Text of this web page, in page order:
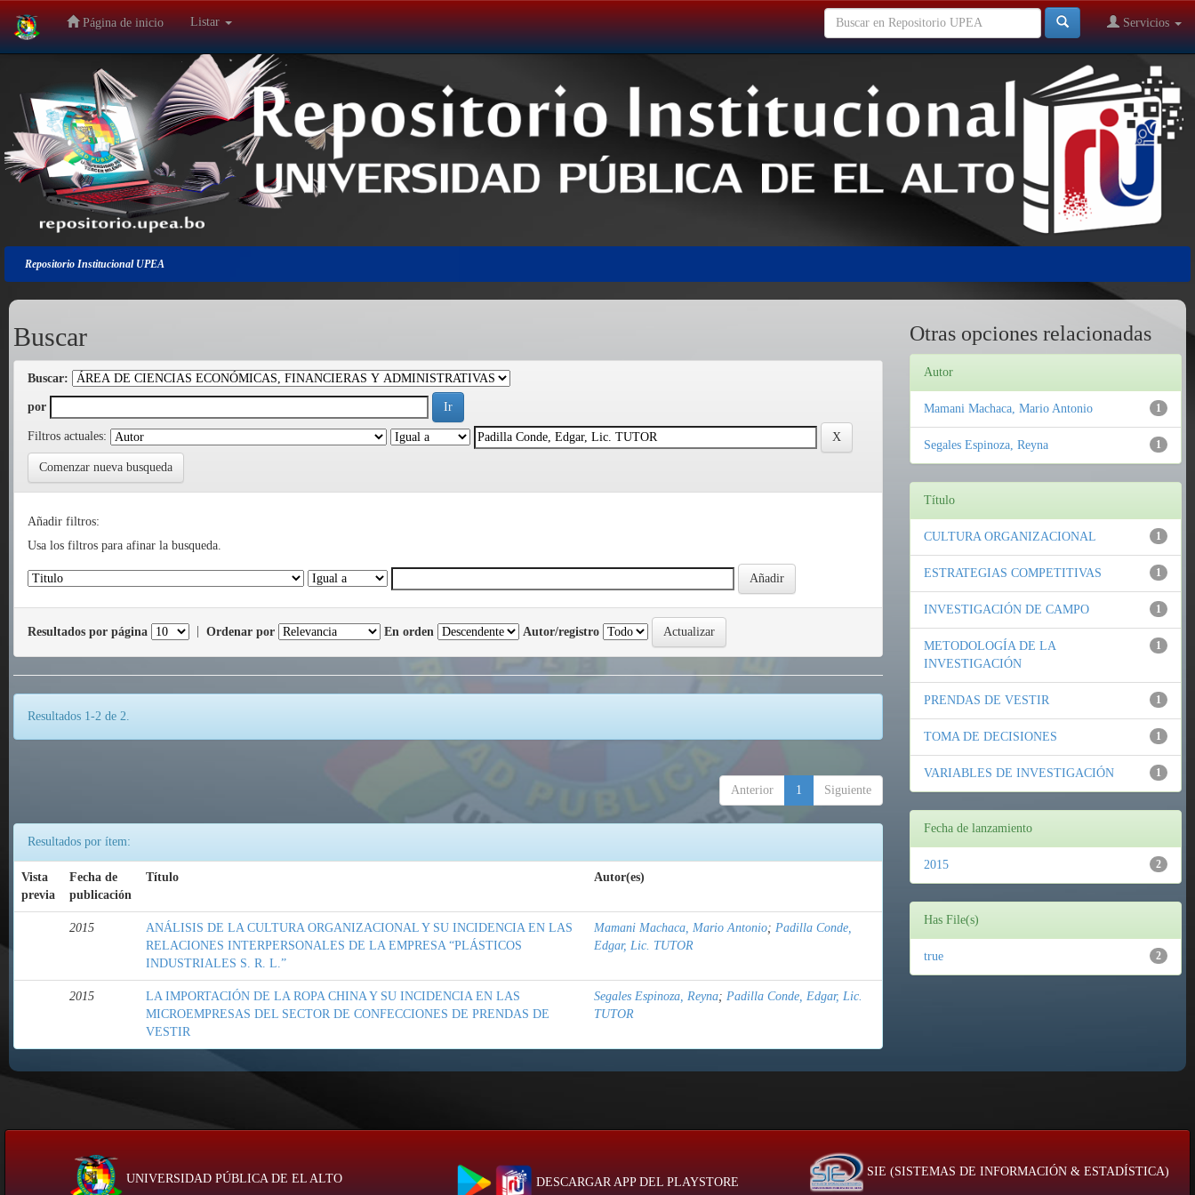
Salir
navegación
Página de inicio Listar Servicios
Repositorio Institucional UPEA
Buscar
Buscar:
por
Filtros actuales:
Comenzar nueva busqueda
Añadir filtros:
Usa los filtros para afinar la busqueda.
Resultados por página Ordenar por En orden Autor/registro
Resultados 1-2 de 2.
Anterior 1 Siguiente
Resultados por ítem:
Vista
previa
Fecha de
publicación
Título Autor(es)
2015
ANÁLISIS DE LA CULTURA ORGANIZACIONAL Y SU INCIDENCIA EN LAS
RELACIONES INTERPERSONALES DE LA EMPRESA “PLÁSTICOS
INDUSTRIALES S. R. L.”
Mamani Machaca, Mario Antonio; Padilla Conde,
Edgar, Lic. TUTOR
2015
LA IMPORTACIÓN DE LA ROPA CHINA Y SU INCIDENCIA EN LAS
MICROEMPRESAS DEL SECTOR DE CONFECCIONES DE PRENDAS DE
VESTIR
Segales Espinoza, Reyna; Padilla Conde, Edgar, Lic.
TUTOR
Otras opciones relacionadas
Autor
1
Mamani Machaca, Mario Antonio
1
Segales Espinoza, Reyna
Título
1
CULTURA ORGANIZACIONAL
1
ESTRATEGIAS COMPETITIVAS
1
INVESTIGACIÓN DE CAMPO
1
METODOLOGÍA DE LA
INVESTIGACIÓN
1
PRENDAS DE VESTIR
1
TOMA DE DECISIONES
1
VARIABLES DE INVESTIGACIÓN
Fecha de lanzamiento
2
2015
Has File(s)
2
true
UNIVERSIDAD PÚBLICA DE EL ALTO DESCARGAR APP DEL PLAYSTORE
SIE (SISTEMAS DE INFORMACIÓN & ESTADÍSTICA)